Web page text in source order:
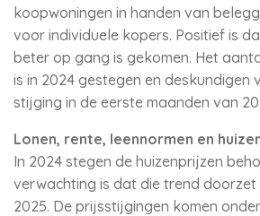
koopwoningen in handen van
voor individuele kopers. Positief is
beter op gang is gekomen. Het
is in 2024 gestegen en deskundigen
stijging in de eerste maanden van
Lonen, rente, leennormen en
In 2024 stegen de huizenprijzen
verwachting is dat die trend doorzet
2025. De prijsstijgingen komen